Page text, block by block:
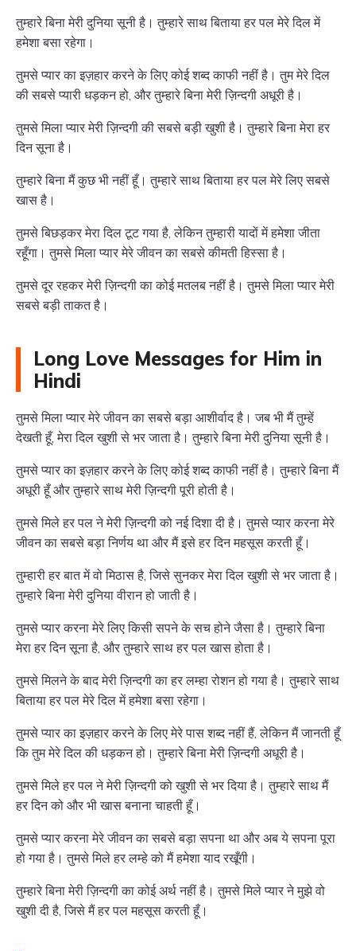
तुम्हारे बिना मेरी दुनिया सूनी है। तुम्हारे साथ बिताया हर पल मेरे दिल में
हमेशा बसा रहेगा।
तुमसे प्यार का इज़हार करने के लिए कोई शब्द काफी नहीं है। तुम मेरे दिल
की सबसे प्यारी धड़कन हो, और तुम्हारे बिना मेरी ज़िन्दगी अधूरी है।
तुमसे मिला प्यार मेरी ज़िन्दगी की सबसे बड़ी खुशी है। तुम्हारे बिना मेरा हर
दिन सूना है।
तुम्हारे बिना मैं कुछ भी नहीं हूँ। तुम्हारे साथ बिताया हर पल मेरे लिए सबसे
खास है।
तुमसे बिछड़कर मेरा दिल टूट गया है, लेकिन तुम्हारी यादों में हमेशा जीता
रहूँगा। तुमसे मिला प्यार मेरे जीवन का सबसे कीमती हिस्सा है।
तुमसे दूर रहकर मेरी ज़िन्दगी का कोई मतलब नहीं है। तुमसे मिला प्यार मेरी
सबसे बड़ी ताकत है।
Long Love Messages for Him in
Hindi
तुमसे मिला प्यार मेरे जीवन का सबसे बड़ा आशीर्वाद है। जब भी मैं तुम्हें
देखती हूँ, मेरा दिल खुशी से भर जाता है। तुम्हारे बिना मेरी दुनिया सूनी है।
तुमसे प्यार का इज़हार करने के लिए कोई शब्द काफी नहीं है। तुम्हारे बिना मैं
अधूरी हूँ और तुम्हारे साथ मेरी ज़िन्दगी पूरी होती है।
तुमसे मिले हर पल ने मेरी ज़िन्दगी को नई दिशा दी है। तुमसे प्यार करना मेरे
जीवन का सबसे बड़ा निर्णय था और मैं इसे हर दिन महसूस करती हूँ।
तुम्हारी हर बात में वो मिठास है, जिसे सुनकर मेरा दिल खुशी से भर जाता है।
तुम्हारे बिना मेरी दुनिया वीरान हो जाती है।
तुमसे प्यार करना मेरे लिए किसी सपने के सच होने जैसा है। तुम्हारे बिना
मेरा हर दिन सूना है, और तुम्हारे साथ हर पल खास होता है।
तुमसे मिलने के बाद मेरी ज़िन्दगी का हर लम्हा रोशन हो गया है। तुम्हारे साथ
बिताया हर पल मेरे दिल में हमेशा बसा रहेगा।
तुमसे प्यार का इज़हार करने के लिए मेरे पास शब्द नहीं हैं, लेकिन मैं जानती हूँ
कि तुम मेरे दिल की धड़कन हो। तुम्हारे बिना मेरी ज़िन्दगी अधूरी है।
तुमसे मिले हर पल ने मेरी ज़िन्दगी को खुशी से भर दिया है। तुम्हारे साथ मैं
हर दिन को और भी खास बनाना चाहती हूँ।
तुमसे प्यार करना मेरे जीवन का सबसे बड़ा सपना था और अब ये सपना पूरा
हो गया है। तुमसे मिले हर लम्हे को मैं हमेशा याद रखूँगी।
तुम्हारे बिना मेरी ज़िन्दगी का कोई अर्थ नहीं है। तुमसे मिले प्यार ने मुझे वो
खुशी दी है, जिसे मैं हर पल महसूस करती हूँ।